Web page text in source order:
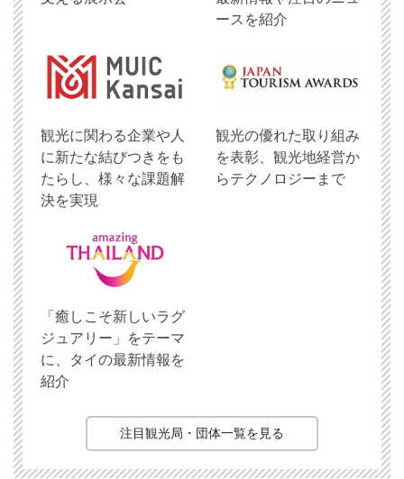
ースを紹介
観光に関わる企業や人
に新たな結びつきをも
たらし、様々な課題解
決を実現
観光の優れた取り組み
を表彰、観光地経営か
らテクノロジーまで
「癒しこそ新しいラグ
ジュアリー」をテーマ
に、タイの最新情報を
紹介
注目観光局・団体一覧を見る